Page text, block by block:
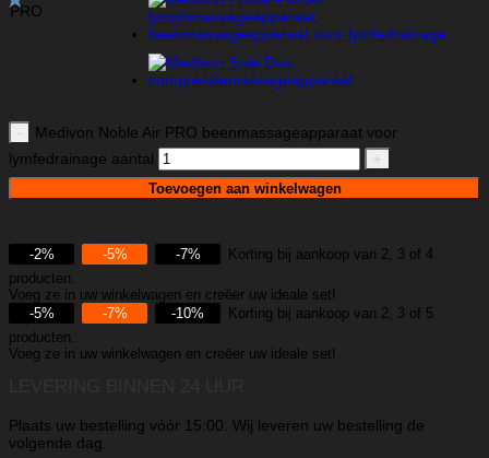
PRO
Medivon Noble Air PRO beenmassageapparaat voor
lymfedrainage aantal
Toevoegen aan winkelwagen
-2% -5% -7%
Korting bij aankoop van 2, 3 of 4
producten.
Voeg ze in uw winkelwagen en creëer uw ideale set!
-5%
-7% -10%
Korting bij aankoop van 2, 3 of 5
producten.
Voeg ze in uw winkelwagen en creëer uw ideale set!
Plaats uw bestelling vóór 15:00. Wij leveren uw bestelling de
volgende dag.